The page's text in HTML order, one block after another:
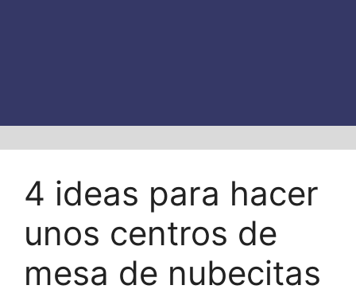
4 ideas para hacer
unos centros de
mesa de nubecitas